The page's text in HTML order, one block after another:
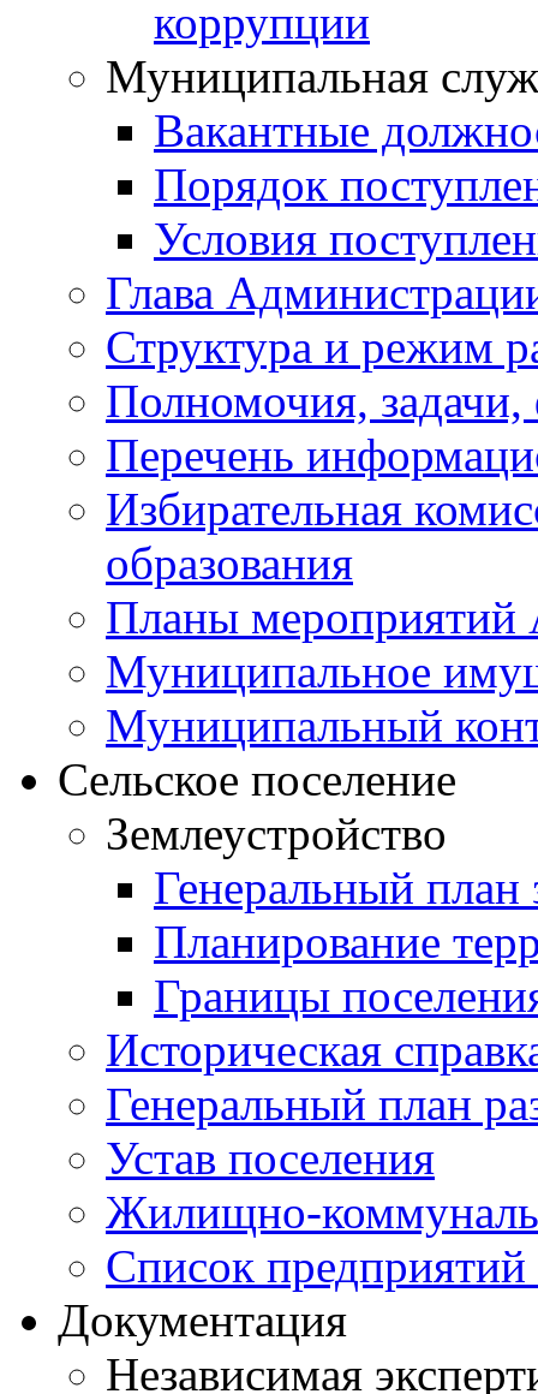
коррупции
Муниципальная
Вакантные
Порядок
Условия
Глава
Структура и режим
Полномочия,
Перечень
Избирательная
образования
Планы мероприятий
Муниципальное
Муниципальный
Сельское поселение
Землеустройство
Генеральный план
Планирование
Границы
Историческая
Генеральный план
Устав поселения
Жилищно-
Список предприятий
Документация
Независимая